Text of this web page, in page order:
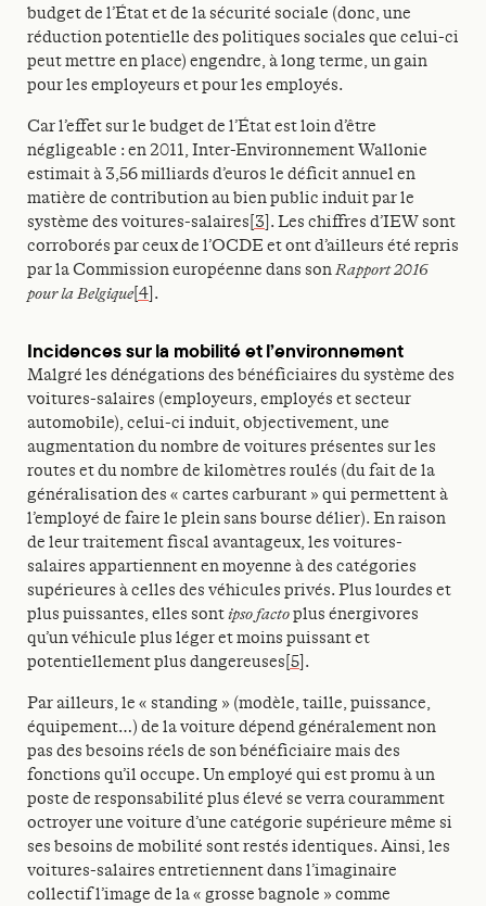
budget de l’État et de la sécurité sociale (donc, une
réduction potentielle des politiques sociales que celui-ci
peut mettre en place) engendre, à long terme, un gain
pour les employeurs et pour les employés.
Car l’effet sur le budget de l’État est loin d’être
négligeable : en 2011, Inter-Environnement Wallonie
estimait à 3,56 milliards d’euros le déficit annuel en
matière de contribution au bien public induit par le
système des voitures-salaires[3] . Les chiffres d’IEW sont
corroborés par ceux de l’OCDE et ont d’ailleurs été repris
par la Commission européenne dans sonRapport 2016
pour la Belgique[4] .
Incidences sur la mobilité et l’environnement
Malgré les dénégations des bénéficiaires du système des
voitures-salaires (employeurs, employés et secteur
automobile), celui-ci induit, objectivement, une
augmentation du nombre de voitures présentes sur les
routes et du nombre de kilomètres roulés (du fait de la
généralisation des « cartes carburant » qui permettent à
l’employé de faire le plein sans bourse délier). En raison
de leur traitement fiscal avantageux, les voitures-
salaires appartiennent en moyenne à des catégories
supérieures à celles des véhicules privés. Plus lourdes et
plus puissantes, elles sontipso factoplus énergivores
qu’un véhicule plus léger et moins puissant et
potentiellement plus dangereuses[5] .
Par ailleurs, le « standing » (modèle, taille, puissance,
équipement…) de la voiture dépend généralement non
pas des besoins réels de son bénéficiaire mais des
fonctions qu’il occupe. Un employé qui est promu à un
poste de responsabilité plus élevé se verra couramment
octroyer une voiture d’une catégorie supérieure même si
ses besoins de mobilité sont restés identiques. Ainsi, les
voitures-salaires entretiennent dans l’imaginaire
collectif l’image de la « grosse bagnole » comme